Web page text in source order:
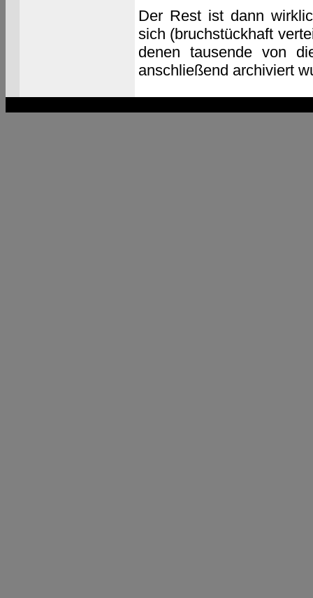
Der Rest ist dann
sich (bruchstückhaft
denen tausende von
anschließend archiviert